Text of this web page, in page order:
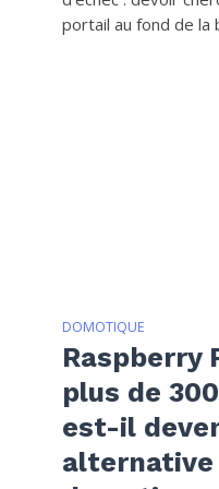
portail au fond de la
DOMOTIQUE
Raspberry
plus de
est-il
alternative